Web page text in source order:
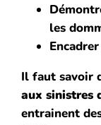
les
Il faut savoir
aux sinistres
entrainent